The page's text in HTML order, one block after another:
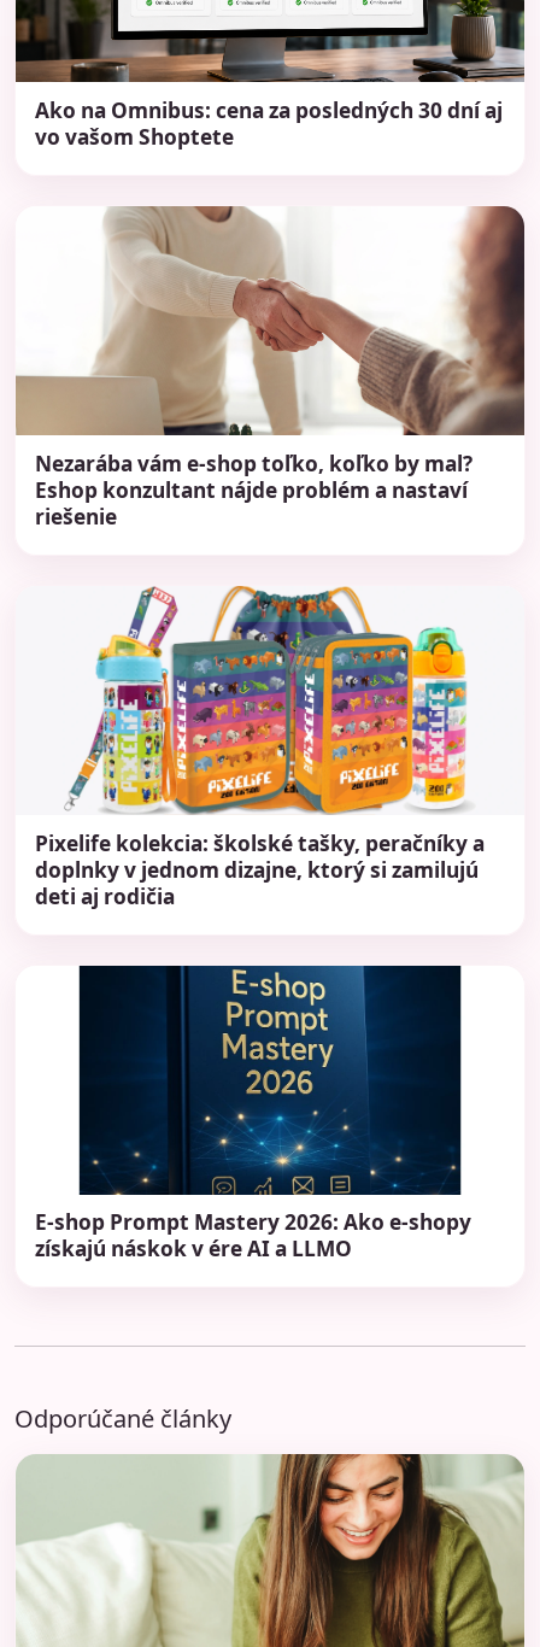
Ako na Omnibus: cena za posledných 30 dní aj
vo vašom Shoptete
Nezarába vám e-shop toľko, koľko by mal?
Eshop konzultant nájde problém a nastaví
riešenie
Pixelife kolekcia: školské tašky, peračníky a
doplnky v jednom dizajne, ktorý si zamilujú
deti aj rodičia
E-shop Prompt Mastery 2026: Ako e-shopy
získajú náskok v ére AI a LLMO
Odporúčané články